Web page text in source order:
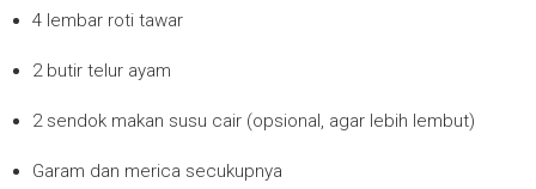
4 lembar roti tawar
2 butir telur ayam
2 sendok makan susu cair (opsional, agar lebih lembut)
Garam dan merica secukupnya